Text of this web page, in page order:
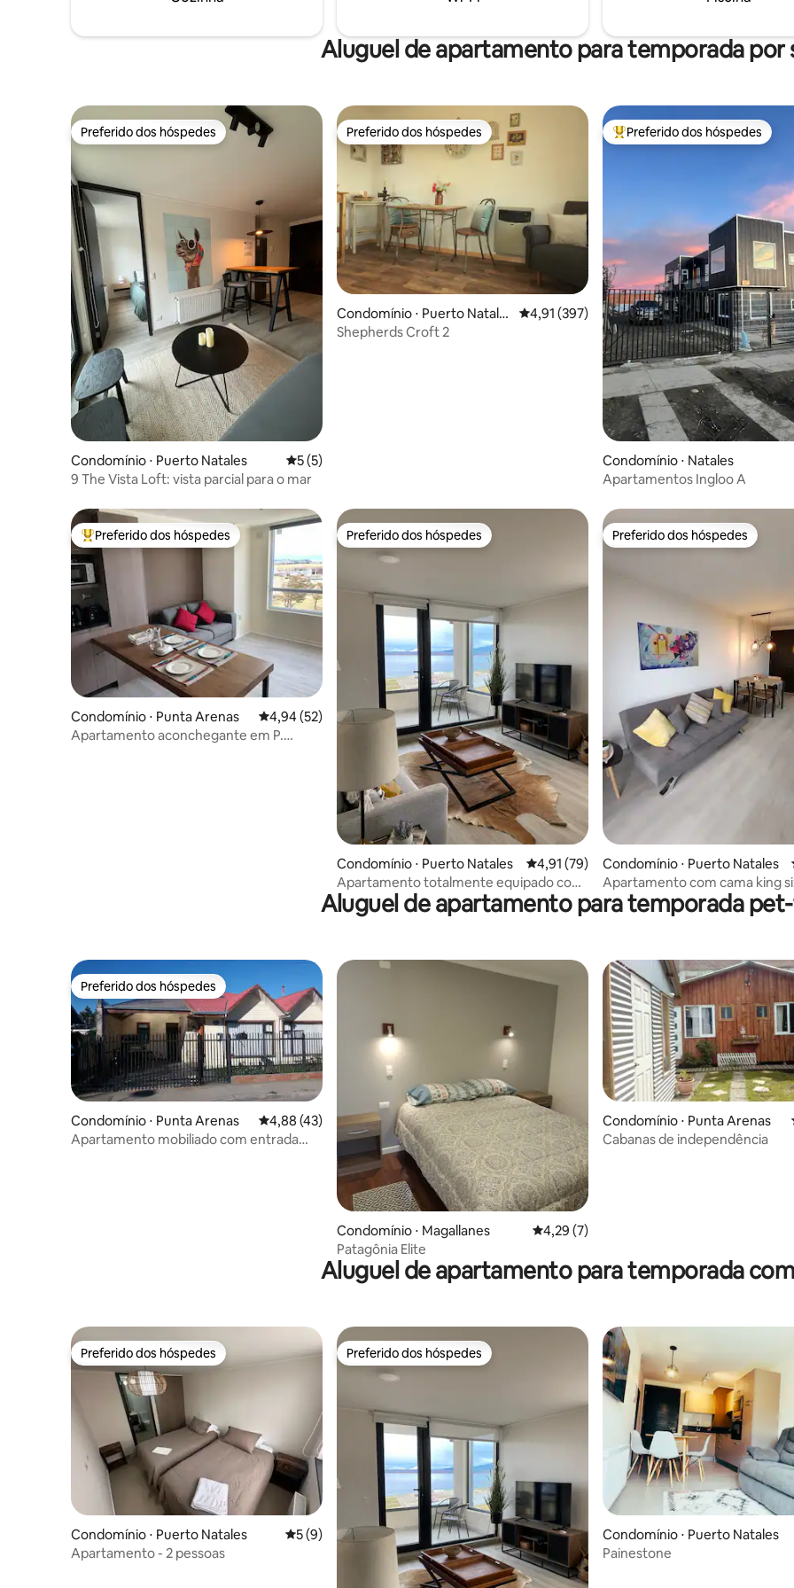
Aluguel de apartamento para temporada por
Preferido dos hóspedes
Preferido dos hóspedes
Condomínio ⋅ Puerto Natales 5 de uma avaliação média de 5, 5 avaliações
5 (5)
9 The Vista Loft: vista parcial para o mar
Preferido dos hóspedes
Preferido dos hóspedes
Condomínio ⋅ Puerto Natale
s
4,91 de uma avaliação média de 5, 397
4,91 (397)
Shepherds Croft 2
Entre os melhores preferidos
Preferido dos hóspedes
Condomínio ⋅ Natales
Apartamentos Ingloo A
Entre os melhores preferidos dos hóspedes
Preferido dos hóspedes
Condomínio ⋅ Punta Arenas 4,94 de uma avaliação média de 5, 52 avaliações
4,94 (52)
Apartamento aconchegante em P.
Preferido dos hóspedes
Preferido dos hóspedes
Condomínio ⋅ Puerto Natales 4,91 de uma avaliação média de 5, 79
4,91 (79)
Apartamento totalmente equipado com
vista para a costa de Puerto Natales
Preferido dos hóspedes
Preferido dos hóspedes
Condomínio ⋅ Puerto Natales
Apartamento com cama king
varanda, churrasqueira e
aquecida.
Aluguel de apartamento para temporada
Preferido dos hóspedes
Preferido dos hóspedes
Condomínio ⋅ Punta Arenas 4,88 de uma avaliação média de 5, 43 avaliações
4,88 (43)
Apartamento mobiliado com entrada
Condomínio ⋅ Magallanes 4,29 de uma avaliação média de 5, 7
4,29 (7)
Patagônia Elite
Condomínio ⋅ Punta Arenas
Cabanas de independência
Aluguel de apartamento para temporada
Preferido dos hóspedes
Preferido dos hóspedes
Condomínio ⋅ Puerto Natales 5 de uma avaliação média de 5, 9 avaliações
5 (9)
Apartamento - 2 pessoas
Preferido dos hóspedes
Preferido dos hóspedes
Condomínio ⋅ Puerto Natales
Painestone